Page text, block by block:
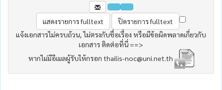
แจ้งเอกสารไม่ครบถ้วน, ไม่ตรงกับชื่อเรื่อง หรือมีข้อผิดพลาดเกี่ยวกับ
เอกสาร ติดต่อที่นี่ ==>
หากไม่มีอีเมลผู้รับให้กรอก thailis-noc@uni.net.th